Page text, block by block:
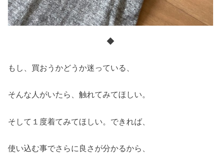
◆
もし、買おうかどうか迷っている、
そんな人がいたら、触れてみてほしい。
そして１度着てみてほしい。できれば、
使い込む事でさらに良さが分かるから、